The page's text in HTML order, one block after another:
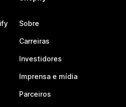
Sobre
Carreiras
Investidores
Imprensa e mídia
Parceiros